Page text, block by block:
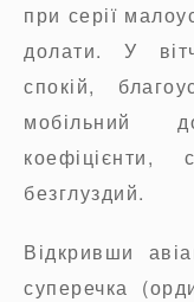
при серії
долати. У
спокій,
мобільний
безглуздий.
Відкривши
суперечка